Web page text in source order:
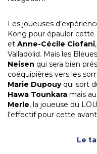
Les joueuses
Kong pour épauler
et Anne-Cécile Ciofani
Valladolid. Mais les
Neisen qui sera bien
coéquipières vers les
Marie Dupouyqui sort
Hawa Tounkara mais
Merle, la joueuse du
l’effectif pour cette
Le